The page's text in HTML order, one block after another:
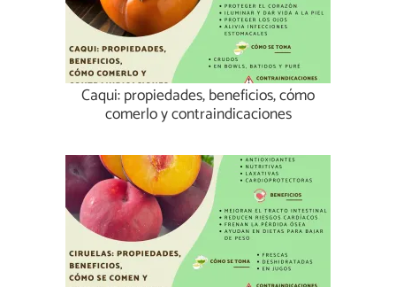
Caqui: propiedades, beneficios, cómo
comerlo y contraindicaciones